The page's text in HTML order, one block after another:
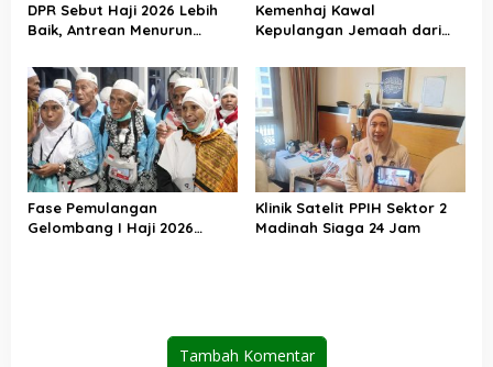
DPR Sebut Haji 2026 Lebih
Baik, Antrean Menurun
Kemenhaj Kawal
Kepulangan Jemaah dari
Akan Didistribusikan di
Tanah Air
Fase Pemulangan
Gelombang I Haji 2026
Klinik Satelit PPIH Sektor 2
Madinah Siaga 24 Jam
Tambah Komentar